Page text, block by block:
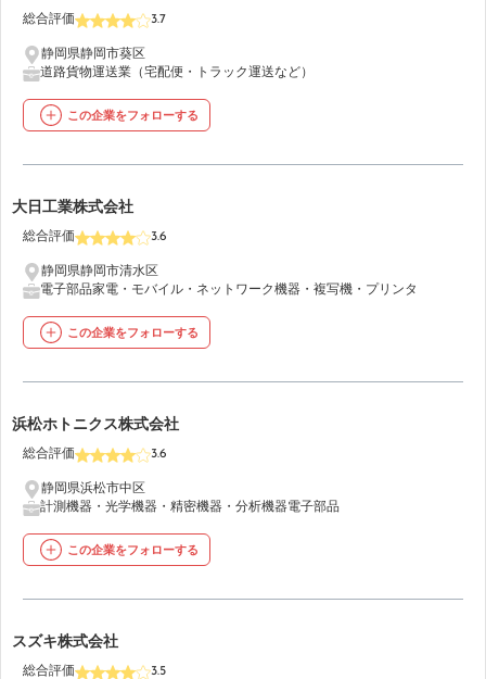
総合評価 3.7
静岡県静岡市葵区
道路貨物運送業（宅配便・トラック運送など）
この企業をフォローする
9
大日工業株式会社
総合評価 3.6
静岡県静岡市清水区
電子部品家電・モバイル・ネットワーク機器・複写機・プリンタ
この企業をフォローする
10
浜松ホトニクス株式会社
総合評価 3.6
静岡県浜松市中区
計測機器・光学機器・精密機器・分析機器電子部品
この企業をフォローする
11スズキ株式会社
総合評価 3.5